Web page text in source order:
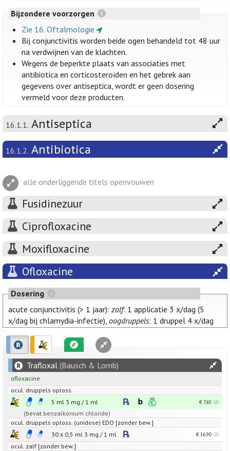
Bijzondere voorzorgen
Zie 16. Oftalmologie
Bij conjunctivitis worden beide ogen behandeld tot 48 uur
na verdwijnen van de klachten.
Wegens de beperkte plaats van associaties met
antibiotica en corticosteroïden en het gebrek aan
gegevens over antiseptica, wordt er geen dosering
vermeld voor deze producten.
16.1.1. Antiseptica
16.1.2. Antibiotica
alle onderliggende titels openvouwen
Fusidinezuur
Ciprofloxacine
Moxifloxacine
Ofloxacine
Dosering
acute conjunctivitis (> 1 jaar): zalf: 1 applicatie 3 x/dag (5
x/dag bij chlamydia-infectie), oogdruppels: 1 druppel 4 x/dag
Trafloxal (Bausch & Lomb)
ofloxacine
ocul. druppels oploss.
5 ml 3 mg / 1 ml € 7,65
(bevat benzalkonium chloride)
ocul. druppels oploss. (unidose) EDO [zonder bew.]
30 x 0,5 ml 3 mg / 1 ml € 16,90
ocul. zalf [zonder bew.]